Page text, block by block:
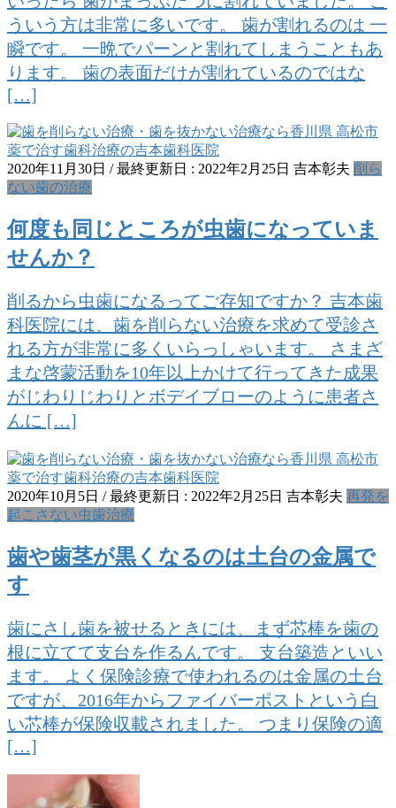
ういう方は非常に多いです。 歯が割れるのは 一
瞬です。 一晩でパーンと割れてしまうこともあ
ります。 歯の表面だけが割れているのではな
[…]
2020年11月30日 / 最終更新日 : 2022年2月25日 吉本彰夫 削ら
ない歯の治療
何度も同じところが虫歯になっていま
せんか？
削るから虫歯になるってご存知ですか？ 吉本歯
科医院には、歯を削らない治療を求めて受診さ
れる方が非常に多くいらっしゃいます。 さまざ
まな啓蒙活動を10年以上かけて行ってきた成果
がじわりじわりとボデイブローのように患者さ
んに […]
2020年10月5日 / 最終更新日 : 2022年2月25日 吉本彰夫 再発を
起こさない虫歯治療
歯や歯茎が黒くなるのは土台の金属で
す
歯にさし歯を被せるときには、まず芯棒を歯の
根に立てて支台を作るんです。 支台築造といい
ます。 よく保険診療で使われるのは金属の土台
ですが、2016年からファイバーポストという白
い芯棒が保険収載されました。 つまり保険の適
[…]